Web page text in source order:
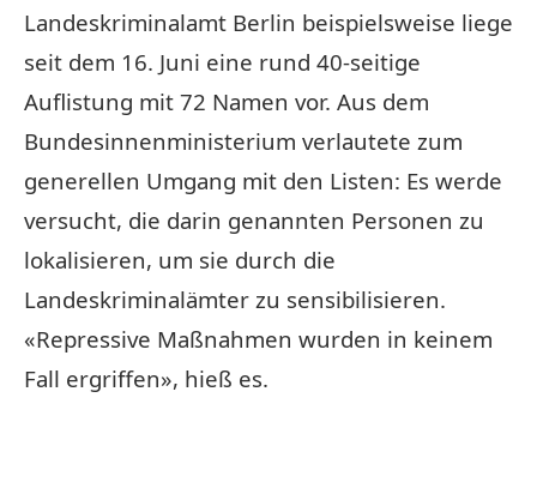
Landeskriminalamt Berlin beispielsweise liege
seit dem 16. Juni eine rund 40-seitige
Auflistung mit 72 Namen vor. Aus dem
Bundesinnenministerium verlautete zum
generellen Umgang mit den Listen: Es werde
versucht, die darin genannten Personen zu
lokalisieren, um sie durch die
Landeskriminalämter zu sensibilisieren.
«Repressive Maßnahmen wurden in keinem
Fall ergriffen», hieß es.